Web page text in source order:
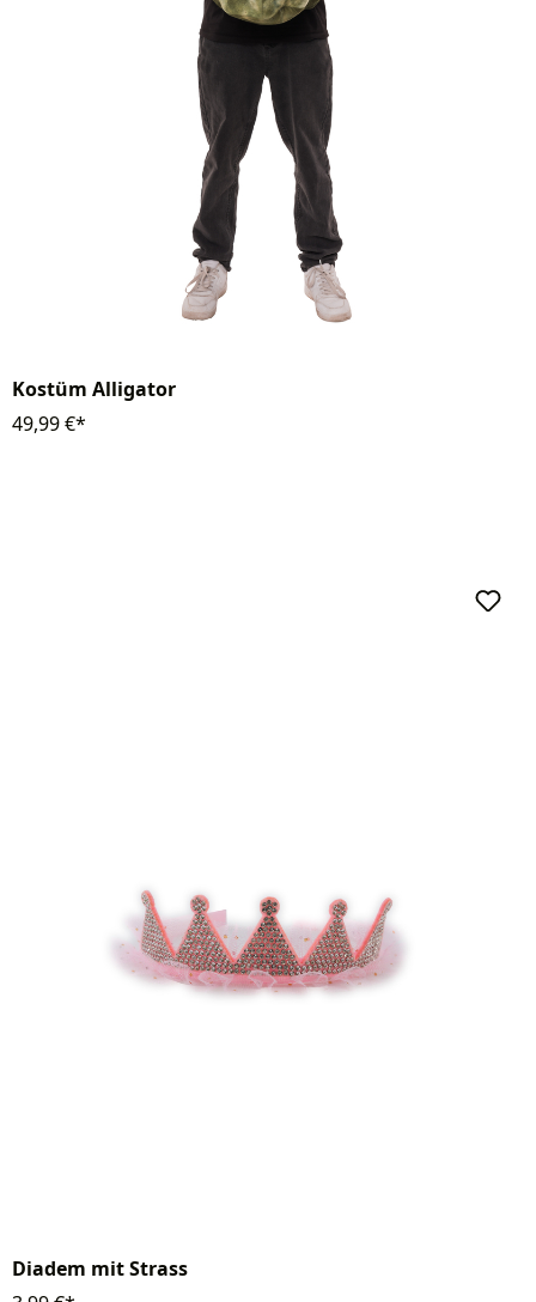
Kostüm Alligator
49,99 €*
Diadem mit Strass